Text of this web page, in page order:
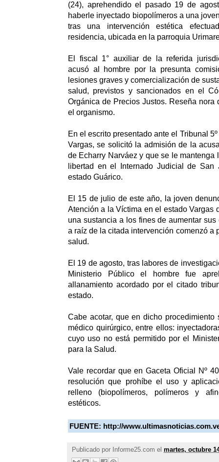
(24), aprehendido el pasado 19 de
haberle inyectado biopolímeros a una
tras una intervención estética
residencia, ubicada en la parroquia
El fiscal 1° auxiliar de la referida
acusó al hombre por la presunta
lesiones graves y comercialización de
salud, previstos y sancionados en el
Orgánica de Precios Justos. Reseña nora
el organismo.
En el escrito presentado ante el Tribunal
Vargas, se solicitó la admisión de la
de Echarry Narváez y que se le mantenga
libertad en el Internado Judicial de San
estado Guárico.
El 15 de julio de este año, la joven
Atención a la Víctima en el estado Vargas
una sustancia a los fines de aumentar
a raíz de la citada intervención comenzó a
salud.
El 19 de agosto, tras labores de
Ministerio Público el hombre fue
allanamiento acordado por el citado
estado.
Cabe acotar, que en dicho procedimiento
médico quirúrgico, entre ellos:
cuyo uso no está permitido por el
para la Salud.
Vale recordar que en Gaceta Oficial Nº
resolución que prohíbe el uso y
relleno (biopolímeros, polímeros y
estéticos.
FUENTE: http://
Publicado por Informe25.com el martes, octubre